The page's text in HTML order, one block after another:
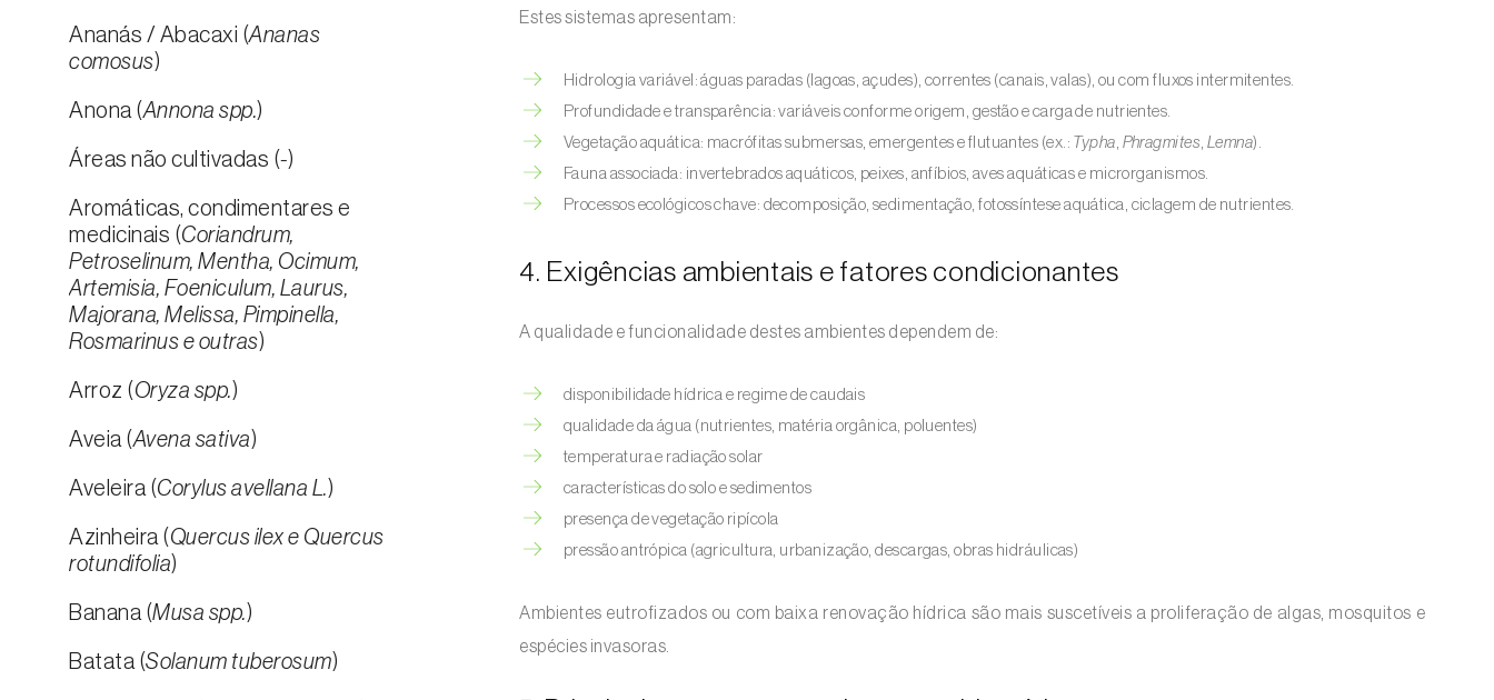
Ananás / Abacaxi (Ananas
comosus)
Anona (Annona spp.)
Áreas não cultivadas (-)
Aromáticas, condimentares e
medicinais (Coriandrum,
Petroselinum, Mentha, Ocimum,
Artemisia, Foeniculum, Laurus,
Majorana, Melissa, Pimpinella,
Rosmarinus e outras)
Arroz (Oryza spp.)
Aveia (Avena sativa)
Aveleira (Corylus avellana L.)
Azinheira (Quercus ilex e Quercus
rotundifolia)
Banana (Musa spp.)
Batata (Solanum tuberosum)
Estes sistemas apresentam:
Hidrologia variável: águas paradas (lagoas, açudes), correntes (canais, valas), ou com fluxos intermitentes.
Profundidade e transparência: variáveis conforme origem, gestão e carga de nutrientes.
Vegetação aquática: macrófitas submersas, emergentes e flutuantes (ex.: Typha Phragmites Lemna).
Fauna associada: invertebrados aquáticos, peixes, anfíbios, aves aquáticas e microrganismos.
Processos ecológicos chave: decomposição, sedimentação, fotossíntese aquática, ciclagem de nutrientes.
4. Exigências ambientais e fatores condicionantes
A qualidade e funcionalidade destes ambientes dependem de:
disponibilidade hídrica e regime de caudais
qualidade da água (nutrientes, matéria orgânica, poluentes)
temperatura e radiação solar
características do solo e sedimentos
presença de vegetação ripícola
pressão antrópica (agricultura, urbanização, descargas, obras hidráulicas)
Ambientes eutrofizados ou com baixa renovação hídrica são mais suscetíveis a proliferação de algas, mosquitos e
espécies invasoras.